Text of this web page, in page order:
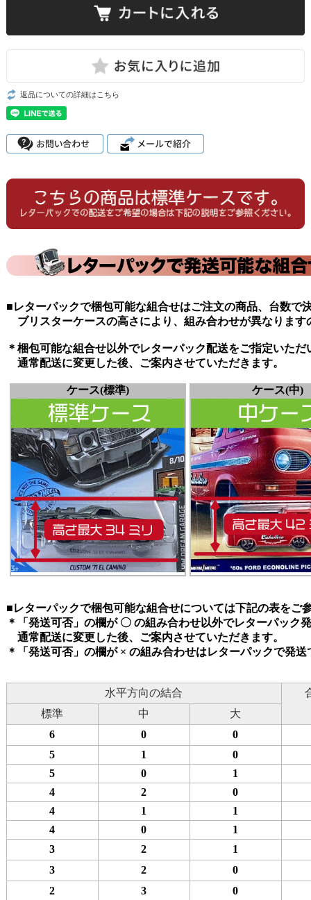
返品についての詳細はこちら
■レターパックで梱包可能な組合せはご注文の商品、台数で
ブリスターケースの高さにより、組み合わせが異なります
＊梱包可能な組合せ以外でレターパック配送をご指定いただ
通常配送に変更した後、ご案内させていただきます。
ケース(標準) ケース(中)
■レターパックで梱包可能な組合せについては下記の表をご
＊「発送可否」の欄が 〇 の組み合わせ以外でレターパック
通常配送に変更した後、ご案内させていただきます。
＊「発送可否」の欄が × の組み合わせはレターパックで発送
水平方向の結合
標準
中
大
6
0
0
5
1
0
5
0
1
4
2
0
4
1
1
4
0
1
3
2
1
3
2
0
2
3
0